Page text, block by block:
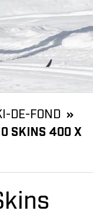
DE-FOND
SKINS 400 X